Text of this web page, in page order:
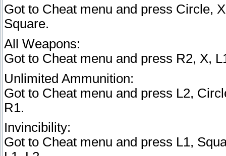
Got to Cheat menu and press Circle,
Square.
All Weapons:
Got to Cheat menu and press R2, X,
Unlimited Ammunition:
Got to Cheat menu and press L2,
R1.
Invincibility:
Got to Cheat menu and press L1,